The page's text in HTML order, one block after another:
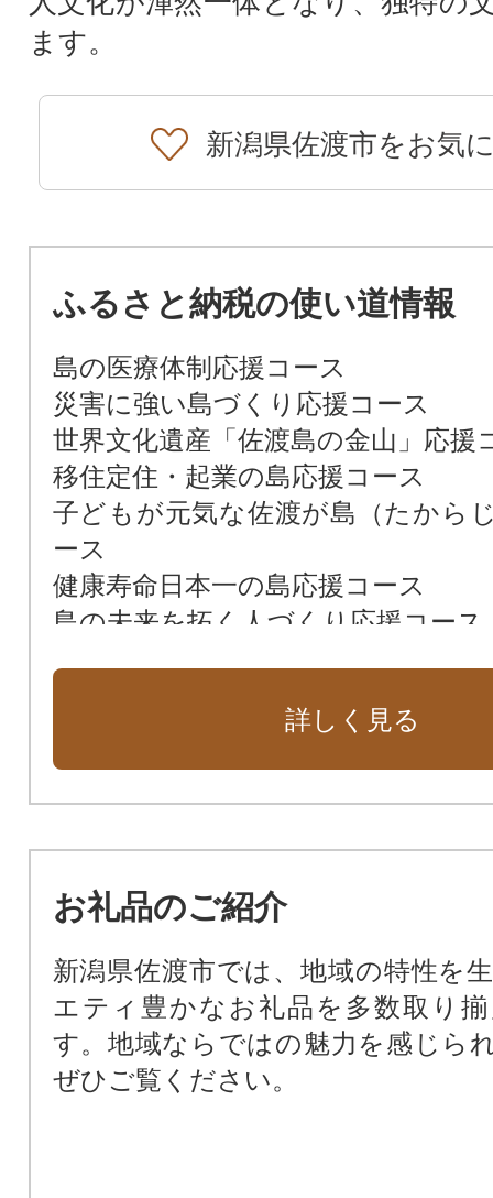
ます。
新潟県佐渡市をお気
ふるさと納税の使い道情報
島の医療体制応援コース
災害に強い島づくり応援コース
世界文化遺産「佐渡島の金山」応援
移住定住・起業の島応援コース
子どもが元気な佐渡が島（たから
ース
健康寿命日本一の島応援コース
島の未来を拓く人づくり応援コース
詳しく見る
お礼品のご紹介
新潟県佐渡市では、地域の特性を
エティ豊かなお礼品を多数取り
す。地域ならではの魅力を感じら
ぜひご覧ください。